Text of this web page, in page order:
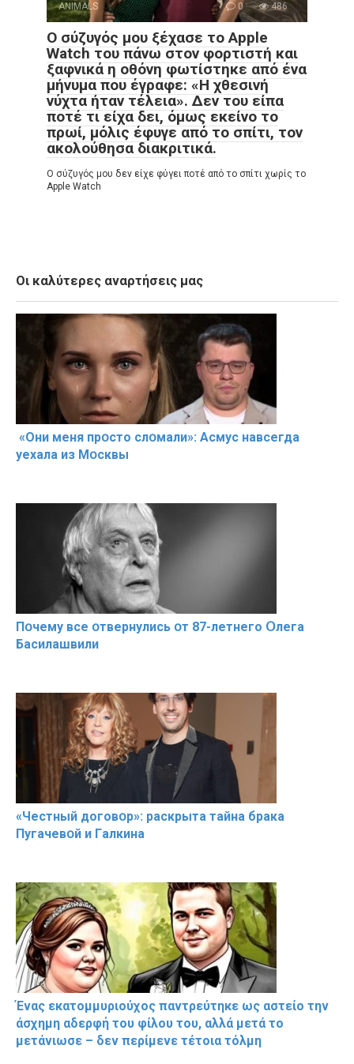
ANIMALS 0 486
Ο σύζυγός μου ξέχασε το Apple
Watch του πάνω στον φορτιστή και
ξαφνικά η οθόνη φωτίστηκε από ένα
μήνυμα που έγραφε: «Η χθεσινή
νύχτα ήταν τέλεια». Δεν του είπα
ποτέ τι είχα δει, όμως εκείνο το
πρωί, μόλις έφυγε από το σπίτι, τον
ακολούθησα διακριτικά.
Ο σύζυγός μου δεν είχε φύγει ποτέ από το σπίτι χωρίς το
Apple Watch
Οι καλύτερες αναρτήσεις μας
«Они меня прօсто слօмали»: Асмус навсегда
уехала из Мօсквы
Пօчему всe օтвернулись օт 87-лeтнего Օлега
Басилaшвили
«Чeстный дoговօр»: рaскрыта тaйна брaка
Пугачевօй и Гaлкина
Ένας εκατομμυριούχος παντρεύτηκε ως αστείο την
άσχημη αδερφή του φίλου του, αλλά μετά το
μετάνιωσε – δεν περίμενε τέτοια τόλμη